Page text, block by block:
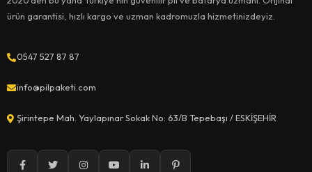
ürün garantisi, hızlı kargo ve uzman kadromuzla hizmetinizdeyiz.
0547 527 87 87
info@pilpaketi.com
Şirintepe Mah. Yaylapınar Sokak No: 63/B Tepebaşı / ESKİŞEHİR